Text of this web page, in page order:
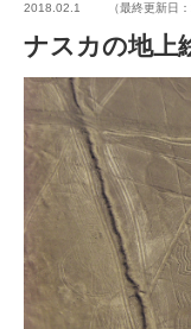
2018.02.1 （最終更新日：
ナスカの地上